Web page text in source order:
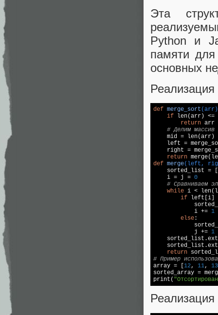
Эта
Python и
памяти
основных
def merge_sort (arr)
if len(arr) <=
return
# Делим массив
mid =
left =
right =
return
def merge(left,
sorted_list =
    i = j =
0
# Сравниваем
while i <
if left[i]
            i +=
1
else:
            j +=
1
return
# Пример
array = [ 12, 11, 13
sorted_array =
print(